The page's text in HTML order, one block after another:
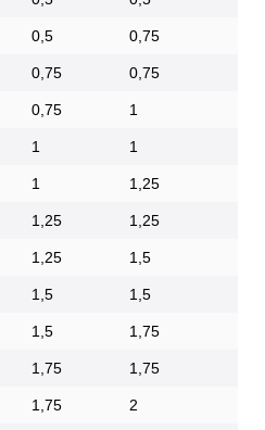
0,5 0,75
0,75 0,75
0,75 1
1 1
1 1,25
1,25 1,25
1,25 1,5
1,5 1,5
1,5 1,75
1,75 1,75
1,75 2